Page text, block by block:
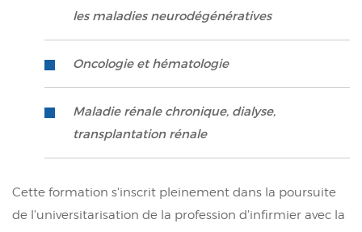
les maladies neurodégénératives
Oncologie et hématologie
Maladie rénale chronique, dialyse,
transplantation rénale
Cette formation s'inscrit pleinement dans la poursuite
de l'universitarisation de la profession d'infirmier avec la